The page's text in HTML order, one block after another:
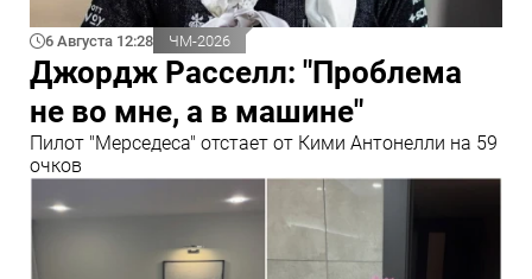
6 Августа 12:28 ЧМ-2026
Джордж Расселл: "Проблема
не во мне, а в машине"
Пилот "Мерседеса" отстает от Кими Антонелли на 59
очков